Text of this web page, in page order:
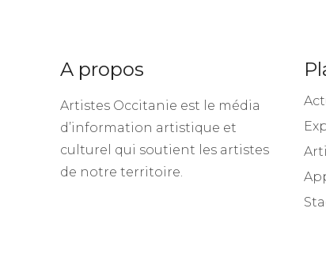
A propos
Artistes Occitanie est le média
d’information artistique et
culturel qui soutient les artistes
de notre territoire.